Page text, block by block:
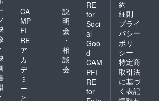
・
・
CA
MP
FI
RE
ア
カ
デ
ミ
ー
と
説
明
会
・
相
談
会
RE
for
Soci
al
Goo
d
CAM
PFI
RE
for
約
細則
プライ
バシー
ポリ
シー
特定商
取引法
に基づ
く表記